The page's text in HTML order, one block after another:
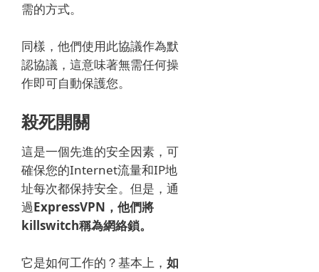
需的方式。
同樣，他們使用此協議作為默
認協議，這意味著無需任何操
作即可自動保護您。
殺死開關
這是一個先進的安全因素，可
確保您的Internet流量和IP地
址每次都保持安全。 但是，通
過ExpressVPN，他們將
killswitch稱為網絡鎖。
它是如何工作的？基本上， 如